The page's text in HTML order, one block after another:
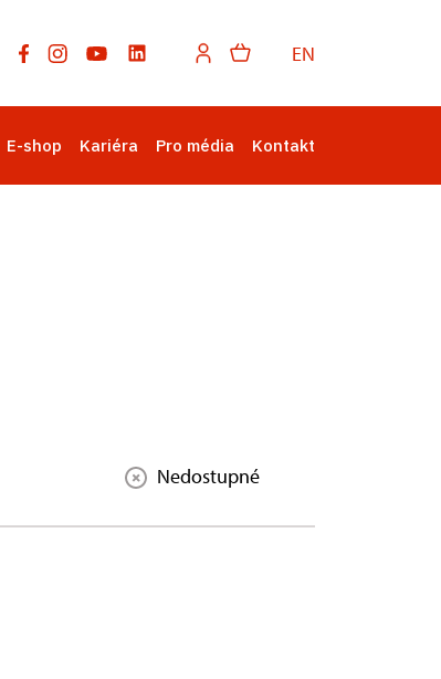
EN
E-shop Kariéra Pro média Kontakt
Nedostupné